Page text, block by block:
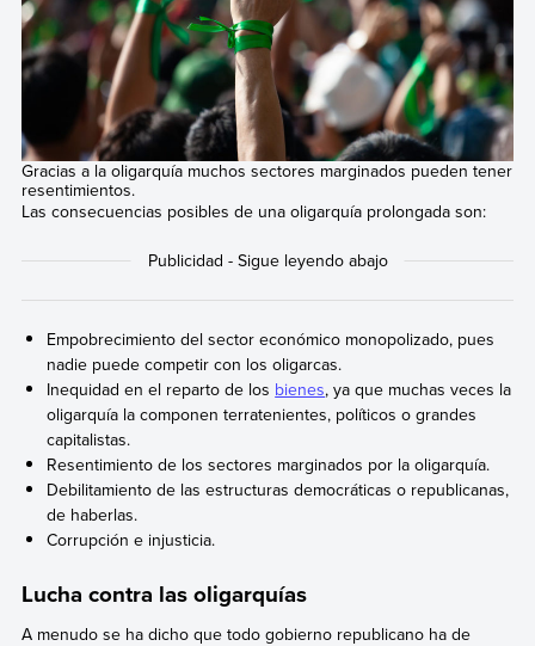
Gracias a la oligarquía muchos sectores marginados pueden tener
resentimientos.
Las consecuencias posibles de una oligarquía prolongada son:
Empobrecimiento del sector económico monopolizado, pues
nadie puede competir con los oligarcas.
Inequidad en el reparto de los bienes, ya que muchas veces la
oligarquía la componen terratenientes, políticos o grandes
capitalistas.
Resentimiento de los sectores marginados por la oligarquía.
Debilitamiento de las estructuras democráticas o republicanas,
de haberlas.
Corrupción e injusticia.
Lucha contra las oligarquías
A menudo se ha dicho que todo gobierno republicano ha de